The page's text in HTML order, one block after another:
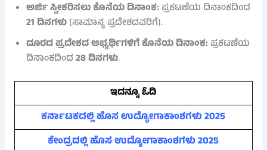
ಅರ್ಜಿ ಸ್ವೀಕರಿಸಲು ಕೊನೆಯ ದಿನಾಂಕ:ಪ್ರಕಟಣೆಯ ದಿನಾಂಕದಿಂದ
21 ದಿನಗಳು(ಸಾಮಾನ್ಯ ಪ್ರದೇಶದವರಿಗೆ).
ದೂರದ ಪ್ರದೇಶದ ಅಭ್ಯರ್ಥಿಗಳಿಗೆ ಕೊನೆಯ ದಿನಾಂಕ:ಪ್ರಕಟಣೆಯ
ದಿನಾಂಕದಿಂದ28 ದಿನಗಳು.
ಇದನ್ನೂ ಓದಿ
ಕರ್ನಾಟಕದಲ್ಲಿ ಹೊಸ ಉದ್ಯೋಗಾಕಾಂಶಗಳು 2025
ಕೇಂದ್ರದಲ್ಲಿ ಹೊಸ ಉದ್ಯೋಗಾಕಾಂಶಗಳು 2025